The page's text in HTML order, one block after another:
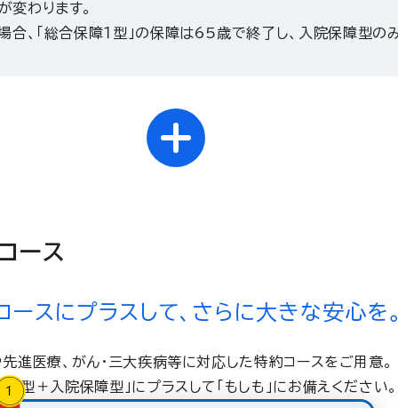
わります。
合、「総合保障１型」の保障は65歳で終了し、入院保障型
ース
ースにプラスして、さらに大きな安心を
進医療、がん・三大疾病等に対応した特約コースをご用意。
障型＋入院保障型」にプラスして「もしも」にお備えください。